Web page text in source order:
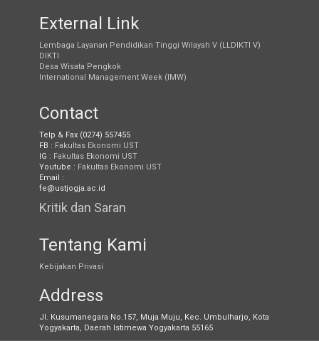
External Link
Lembaga Layanan Pendidikan Tinggi Wilayah V (LLDIKTI V)
DIKTI
Desa Wisata Pengkok
International Management Week (IMW)
Contact
Telp & Fax (0274) 557455
FB : Fakultas Ekonomi UST
IG : Fakultas Ekonomi UST
Youtube : Fakultas Ekonomi UST
Email :
fe@ustjogja.ac.id
Kritik dan Saran
Tentang Kami
Kebijakan Privasi
Address
Jl. Kusumanegara No.157, Muja Muju, Kec. Umbulharjo, Kota
Yogyakarta, Daerah Istimewa Yogyakarta 55165